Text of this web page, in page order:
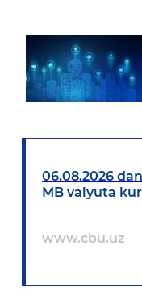
06.08.2026 dan
MB valyuta
www.cbu.uz